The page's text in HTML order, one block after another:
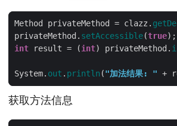
Method privateMethod = clazz.
privateMethod. setAccessible(true
int result = (int) privateMethod.
System. out . println ("加法结果: "
获取方法信息